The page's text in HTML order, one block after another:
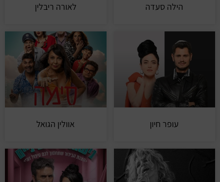
הילה סעדה לאורה ריבלין
עופר חיון אוולין הגואל